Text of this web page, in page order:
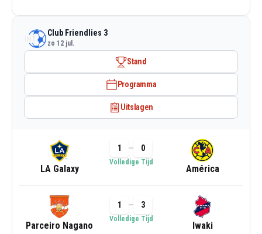
Club Friendlies 3
zo 12 jul.
Stand
Programma
Uitslagen
LA Galaxy
1 0
Volledige Tijd
América
Parceiro Nagano
1 3
Volledige Tijd
Iwaki